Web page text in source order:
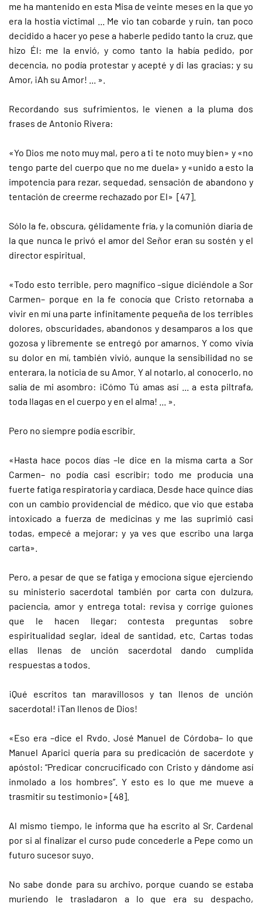
me ha mantenido en esta Misa de veinte meses en la que yo
era la hostia victimal ... Me vio tan cobarde y ruin, tan poco
decidido a hacer yo pese a haberle pedido tanto la cruz, que
hizo Él: me la envió, y como tanto la había pedido, por
decencia, no podía protestar y acepté y di las gracias; y su
Amor, ¡Ah su Amor! ... ».
Recordando sus sufrimientos, le vienen a la pluma dos
frases de Antonio Rivera:
«Yo Dios me noto muy mal, pero a ti te noto muy bien» y «no
tengo parte del cuerpo que no me duela» y «unido a esto la
impotencia para rezar, sequedad, sensación de abandono y
tentación de creerme rechazado por El» [47].
Sólo la fe, obscura, gélidamente fría, y la comunión diaria de
la que nunca le privó el amor del Señor eran su sostén y el
director espiritual.
«Todo esto terrible, pero magnífico –sigue diciéndole a Sor
Carmen– porque en la fe conocía que Cristo retornaba a
vivir en mí una parte infinitamente pequeña de los terribles
dolores, obscuridades, abandonos y desamparos a los que
gozosa y libremente se entregó por amarnos. Y como vivía
su dolor en mí, también vivió, aunque la sensibilidad no se
enterara, la noticia de su Amor. Y al notarlo, al conocerlo, no
salía de mi asombro: ¡Cómo Tú amas así ... a esta piltrafa,
toda llagas en el cuerpo y en el alma! ... ».
Pero no siempre podía escribir.
«Hasta hace pocos días –le dice en la misma carta a Sor
Carmen– no podía casi escribir; todo me producía una
fuerte fatiga respiratoria y cardiaca. Desde hace quince días
con un cambio providencial de médico, que vio que estaba
intoxicado a fuerza de medicinas y me las suprimió casi
todas, empecé a mejorar; y ya ves que escribo una larga
carta».
Pero, a pesar de que se fatiga y emociona sigue ejerciendo
su ministerio sacerdotal también por carta con dulzura,
paciencia, amor y entrega total: revisa y corrige guiones
que le hacen llegar; contesta preguntas sobre
espiritualidad seglar, ideal de santidad, etc. Cartas todas
ellas llenas de unción sacerdotal dando cumplida
respuestas a todos.
¡Qué escritos tan maravillosos y tan llenos de unción
sacerdotal! ¡Tan llenos de Dios!
«Eso era –dice el Rvdo. José Manuel de Córdoba– lo que
Manuel Aparici quería para su predicación de sacerdote y
apóstol: “Predicar concrucificado con Cristo y dándome así
inmolado a los hombres”. Y esto es lo que me mueve a
trasmitir su testimonio» [48].
Al mismo tiempo, le informa que ha escrito al Sr. Cardenal
por si al finalizar el curso pude concederle a Pepe como un
futuro sucesor suyo.
No sabe donde para su archivo, porque cuando se estaba
muriendo le trasladaron a lo que era su despacho,